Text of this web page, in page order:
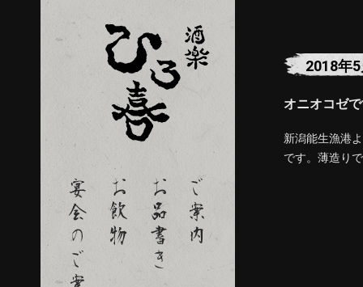
2018年
オニオコゼ
新潟能生漁港
です。薄造り